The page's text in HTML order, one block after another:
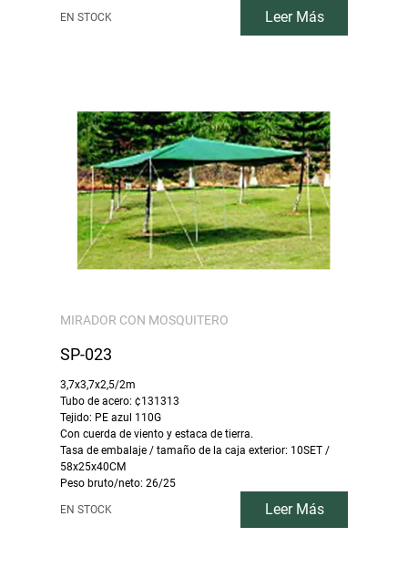
EN STOCK Leer Más
MIRADOR CON MOSQUITERO
SP-023
3,7x3,7x2,5/2m
Tubo de acero: ¢131313
Tejido: PE azul 110G
Con cuerda de viento y estaca de tierra.
Tasa de embalaje / tamaño de la caja exterior: 10SET /
58x25x40CM
Peso bruto/neto: 26/25
EN STOCK Leer Más